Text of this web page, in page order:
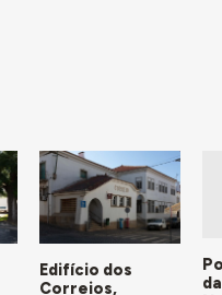
cidade assume, assim, um
de serviços e
Edifício dos
Correios,